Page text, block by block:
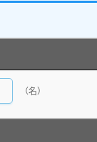
（名）